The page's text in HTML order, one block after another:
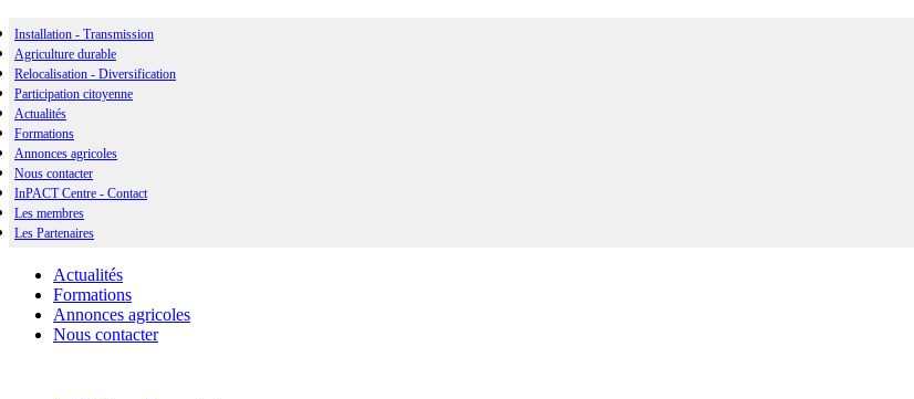
Installation - Transmission
Agriculture durable
Relocalisation - Diversification
Participation citoyenne
Actualités
Formations
Annonces agricoles
Nous contacter
InPACT Centre - Contact
Les membres
Les Partenaires
Actualités
Formations
Annonces agricoles
Nous contacter